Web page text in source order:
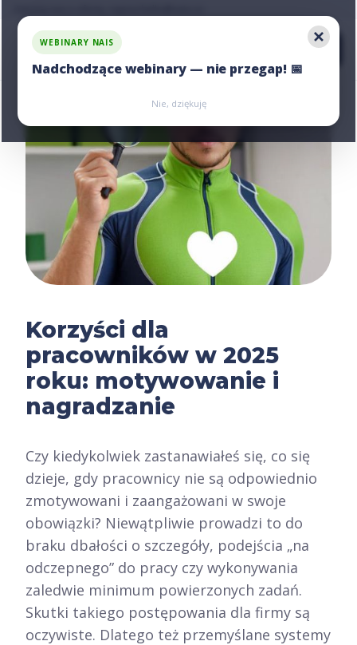
Korzyści dla
pracowników w 2025
roku: motywowanie i
nagradzanie
Czy kiedykolwiek zastanawiałeś się, co się
dzieje, gdy pracownicy nie są odpowiednio
zmotywowani i zaangażowani w swoje
obowiązki? Niewątpliwie prowadzi to do
braku dbałości o szczegóły, podejścia „na
odczepnego” do pracy czy wykonywania
zaledwie minimum powierzonych zadań.
Skutki takiego postępowania dla firmy są
oczywiste. Dlatego też przemyślane systemy
WEBINARY NAIS
Nadchodzące webinary — nie przegap! 📅
Zarejestruj się
Zarejestruj się
Nie, dziękuję